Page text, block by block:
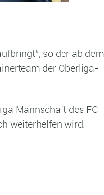
so der ab dem
der Oberliga-
Mannschaft des FC
weiterhelfen wird.